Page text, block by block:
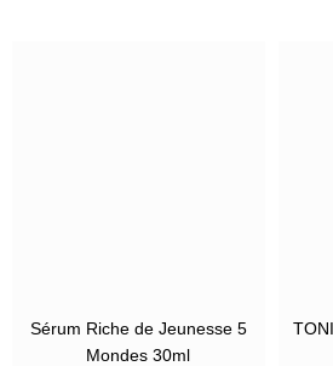
Sérum Riche de Jeunesse 5
Mondes 30ml